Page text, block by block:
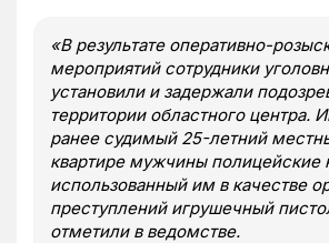
«В результате оперативно-
мероприятий сотрудники
установили и задержали
территории областного центра.
ранее судимый 25-летний
квартире мужчины полицейские
использованный им в качестве
преступлений игрушечный
отметили в ведомстве.